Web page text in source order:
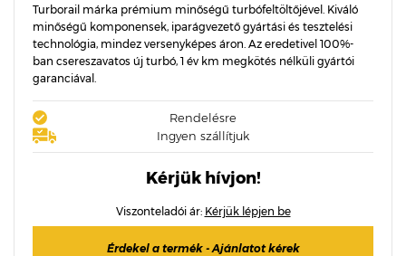
Turborail márka prémium minőségű turbófeltöltőjével. Kiváló
minőségű komponensek, iparágvezető gyártási és tesztelési
technológia, mindez versenyképes áron. Az eredetivel 100%-
ban csereszavatos új turbó, 1 év km megkötés nélküli gyártói
garanciával.
Rendelésre
Ingyen szállítjuk
Kérjük hívjon!
Viszonteladói ár: Kérjük lépjen be
Érdekel a termék - Ajánlatot kérek